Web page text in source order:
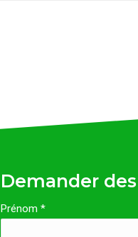
Demander
Prénom *